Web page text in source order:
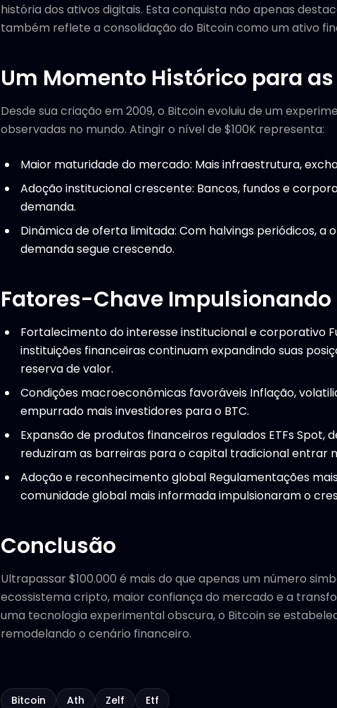
história dos ativos digitais. Esta conquista não apenas
também reflete a consolidação do Bitcoin como um ativo
Um Momento Histórico para
Desde sua criação em 2009, o Bitcoin evoluiu de um
observadas no mundo. Atingir o nível de $100K representa:
Maior maturidade do mercado: Mais infraestrutura,
Adoção institucional crescente: Bancos, fundos e
demanda.
Dinâmica de oferta limitada: Com halvings periódicos,
demanda segue crescendo.
Fatores-Chave Impulsionando
Fortalecimento do interesse institucional e corporativo
instituições financeiras continuam expandindo suas
reserva de valor.
Condições macroeconômicas favoráveis Inflação,
empurrado mais investidores para o BTC.
Expansão de produtos financeiros regulados ETFs
reduziram as barreiras para o capital tradicional entrar
Adoção e reconhecimento global Regulamentações
comunidade global mais informada impulsionaram o
Conclusão
Ultrapassar $100.000 é mais do que apenas um número
ecossistema cripto, maior confiança do mercado e a
uma tecnologia experimental obscura, o Bitcoin se
remodelando o cenário financeiro.
Bitcoin Ath Zelf Etf